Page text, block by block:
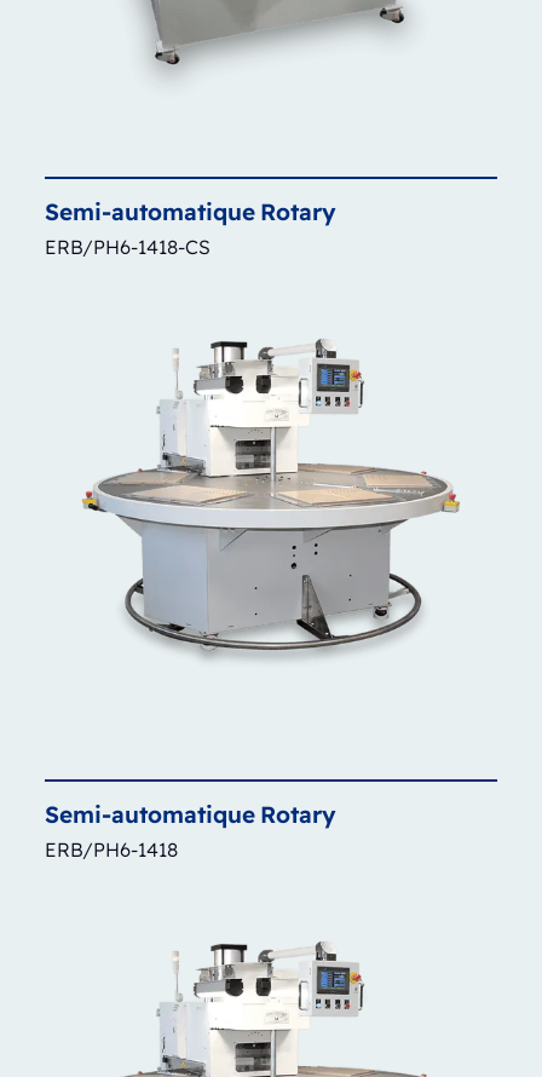
Semi-automatique Rotary
ERB/PH6-1418-CS
Semi-automatique Rotary
ERB/PH6-1418